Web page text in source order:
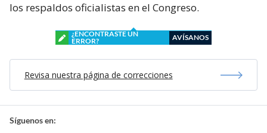
los respaldos oficialistas en el Congreso.
¿ENCONTRASTE UN
ERROR?
AVÍSANOS
Revisa nuestra página de correcciones
Síguenos en: